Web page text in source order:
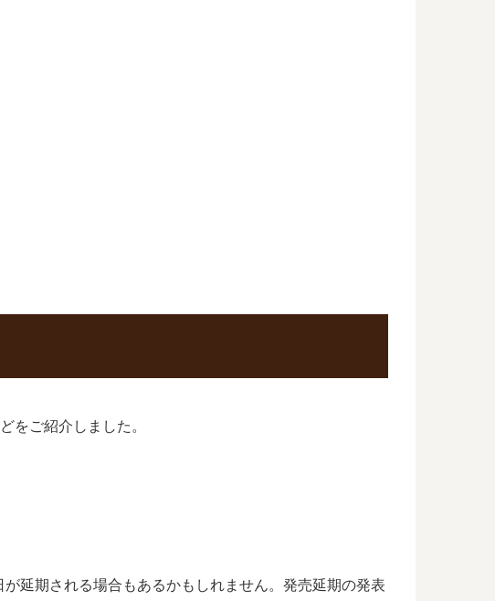
をご紹介しました。
延期される場合もあるかもしれません。発売延期の発表